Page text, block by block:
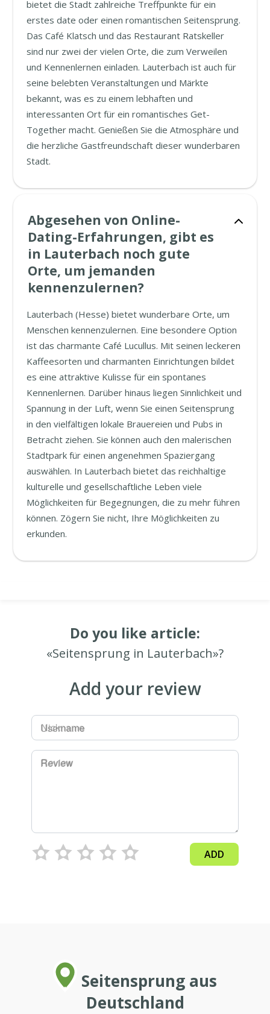
bietet die Stadt zahlreiche Treffpunkte für ein
erstes date oder einen romantischen Seitensprung.
Das Café Klatsch und das Restaurant Ratskeller
sind nur zwei der vielen Orte, die zum Verweilen
und Kennenlernen einladen. Lauterbach ist auch für
seine belebten Veranstaltungen und Märkte
bekannt, was es zu einem lebhaften und
interessanten Ort für ein romantisches Get-
Together macht. Genießen Sie die Atmosphäre und
die herzliche Gastfreundschaft dieser wunderbaren
Stadt.
Abgesehen von Online-
Dating-Erfahrungen, gibt es
in Lauterbach noch gute
Orte, um jemanden
kennenzulernen?
Lauterbach (Hesse) bietet wunderbare Orte, um
Menschen kennenzulernen. Eine besondere Option
ist das charmante Café Lucullus. Mit seinen leckeren
Kaffeesorten und charmanten Einrichtungen bildet
es eine attraktive Kulisse für ein spontanes
Kennenlernen. Darüber hinaus liegen Sinnlichkeit und
Spannung in der Luft, wenn Sie einen Seitensprung
in den vielfältigen lokale Brauereien und Pubs in
Betracht ziehen. Sie können auch den malerischen
Stadtpark für einen angenehmen Spaziergang
auswählen. In Lauterbach bietet das reichhaltige
kulturelle und gesellschaftliche Leben viele
Möglichkeiten für Begegnungen, die zu mehr führen
können. Zögern Sie nicht, Ihre Möglichkeiten zu
erkunden.
Do you like article:
«Seitensprung in Lauterbach»?
Add your review
Username
Review
ADD
Seitensprung aus
Deutschland